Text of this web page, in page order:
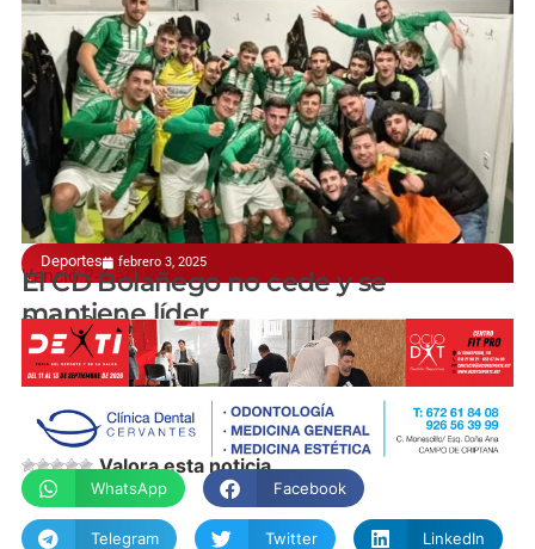
Deportes febrero 3, 2025
Venció 2-4 al Membrilla CF
El CD Bolañego no cede y se
mantiene líder
Carlos Garrido
Valora esta noticia
WhatsApp Facebook
Telegram Twitter LinkedIn